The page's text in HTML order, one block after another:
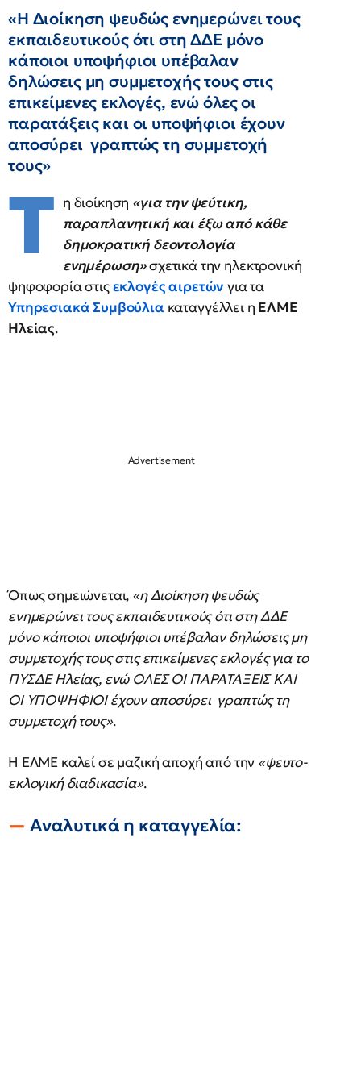
«Η Διοίκηση ψευδώς ενημερώνει τους
εκπαιδευτικούς ότι στη ΔΔΕ μόνο
κάποιοι υποψήφιοι υπέβαλαν
δηλώσεις μη συμμετοχής τους στις
επικείμενες εκλογές, ενώ όλες οι
παρατάξεις και οι υποψήφιοι έχουν
αποσύρει γραπτώς τη συμμετοχή
τους»
Τ η διοίκηση «για την ψεύτικη,
παραπλανητική και έξω από κάθε
δημοκρατική δεοντολογία
ενημέρωση»σχετικά την ηλεκτρονική
ψηφοφορία στιςεκλογές αιρετών για τα
Υπηρεσιακά Συμβούλια καταγγέλλει η ΕΛΜΕ
Ηλείας.
Όπως σημειώνεται, «η Διοίκηση ψευδώς
ενημερώνει τους εκπαιδευτικούς ότι στη ΔΔΕ
μόνο κάποιοι υποψήφιοι υπέβαλαν δηλώσεις μη
συμμετοχής τους στις επικείμενες εκλογές για το
ΠΥΣΔΕ Ηλείας, ενώ ΟΛΕΣ ΟΙ ΠΑΡΑΤΑΞΕΙΣ ΚΑΙ
ΟΙ ΥΠΟΨΗΦΙΟΙ έχουν αποσύρει γραπτώς τη
συμμετοχή τους».
Η ΕΛΜΕ καλεί σε μαζική αποχή από την «ψευτο-
εκλογική διαδικασία».
Αναλυτικά η καταγγελία: